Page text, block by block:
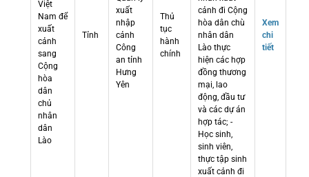
Việt
Nam để
xuất
cảnh
sang
Cộng
hòa
dân
chủ
nhân
dân
Lào
Tỉnh
xuất
nhập
cảnh
Công
an tỉnh
Hưng
Yên
Thủ
tục
hành
chính
cảnh đi Cộng
hòa dân chù
nhân dân
Lào thực
hiện các hợp
đồng thương
mại, lao
động, đầu tư
và các dự án
hợp tác; -
Học sinh,
sinh viên,
thực tập sinh
xuất cảnh đi
Xem
chi
tiết